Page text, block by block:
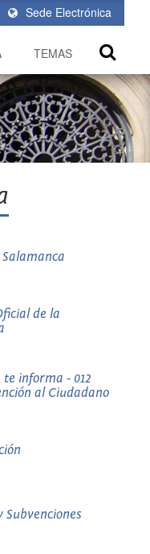
Sede Electrónica
TEMAS
de la
te informa - 012
al Ciudadano
Subvenciones